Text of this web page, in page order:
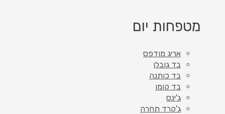
מטפחות יום
אריג מודפס
בד גובלן
בד כותנה
בד קומו
ג'ינס
ג'קרד תחרה